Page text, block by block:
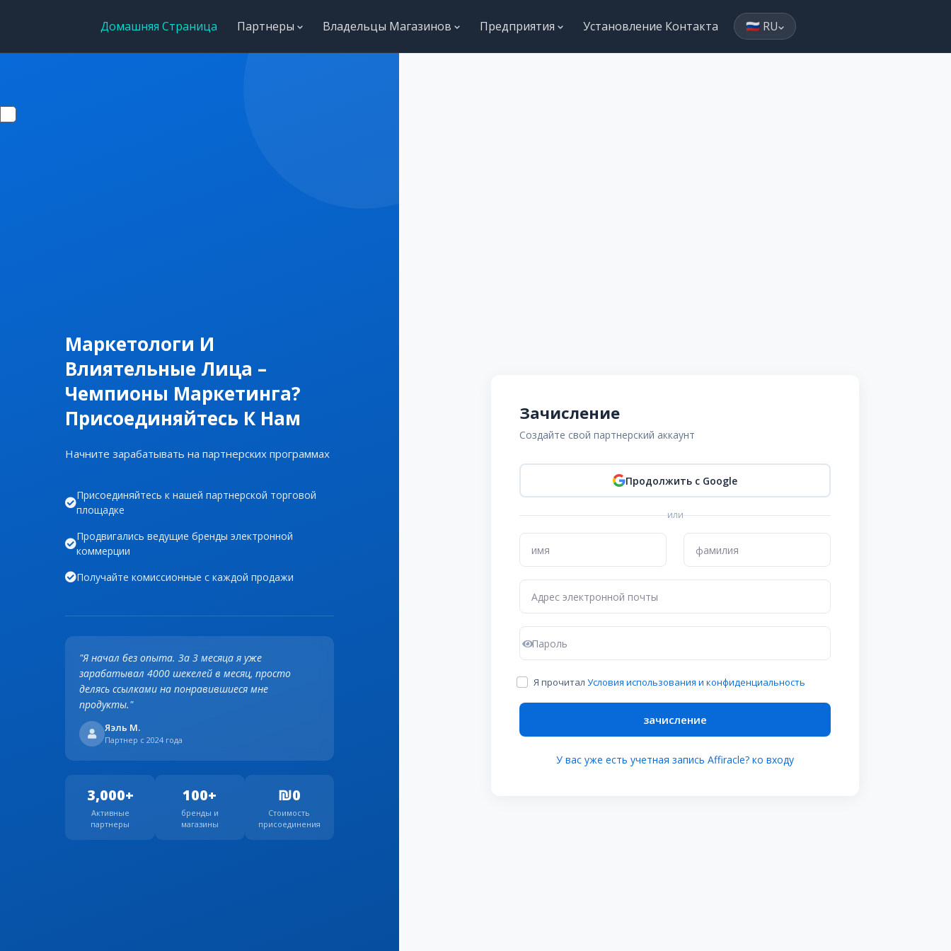
Домашняя Страница Партнеры Владельцы Магазинов Предприятия Установление Контакта 🇷🇺 RU
Маркетологи И
Влиятельные Лица –
Чемпионы Маркетинга?
Присоединяйтесь К Нам
Начните зарабатывать на партнерских программах
Присоединяйтесь к нашей партнерской торговой
площадке
Продвигались ведущие бренды электронной
коммерции
Получайте комиссионные с каждой продажи
"Я начал без опыта. За 3 месяца я уже
зарабатывал 4000 шекелей в месяц, просто
делясь ссылками на понравившиеся мне
продукты."
Яэль М.
Партнер с 2024 года
3,000+
Активные
партнеры
100+
бренды и
магазины
₪0
Стоимость
присоединения
Зачисление
Создайте свой партнерский аккаунт
Продолжить с Google
или
Я прочиталУсловия использования и конфиденциальность
зачисление
У вас уже есть учетная запись Affiracle? ко входу